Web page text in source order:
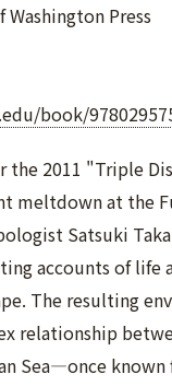
Press
book/
the 2011 "Triple
meltdown at the
Satsuki
accounts of life
The resulting
relationship
Sea—once